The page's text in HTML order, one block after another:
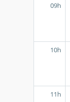
09h
10h
11h